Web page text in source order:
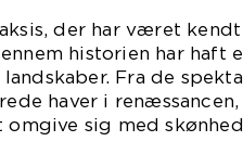
der har været
historien har haft
Fra de
haver i renæssancen,
sig med